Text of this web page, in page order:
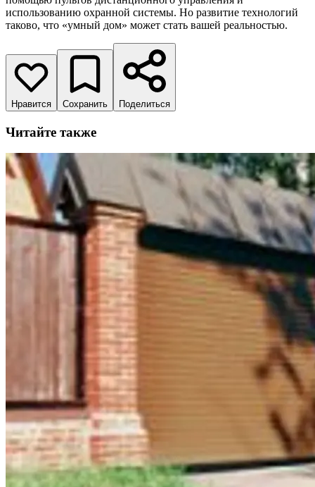
использованию охранной системы. Но развитие технологий
таково, что «умный дом» может стать вашей реальностью.
Нравится Сохранить Поделиться
Читайте также